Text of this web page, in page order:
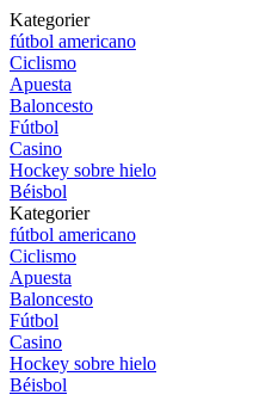
Kategorier
fútbol americano
Ciclismo
Apuesta
Baloncesto
Fútbol
Casino
Hockey sobre hielo
Béisbol
Kategorier
fútbol americano
Ciclismo
Apuesta
Baloncesto
Fútbol
Casino
Hockey sobre hielo
Béisbol